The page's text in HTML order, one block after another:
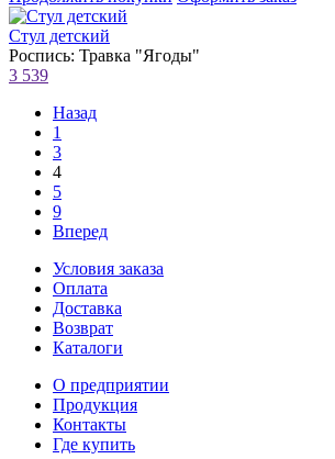
Стул детский
Роспись: Травка "Ягоды"
3 539
Назад
1
3
4
5
9
Вперед
Условия заказа
Оплата
Доставка
Возврат
Каталоги
О предприятии
Продукция
Контакты
Где купить